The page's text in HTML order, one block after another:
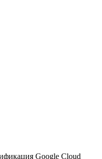
Google Cloud